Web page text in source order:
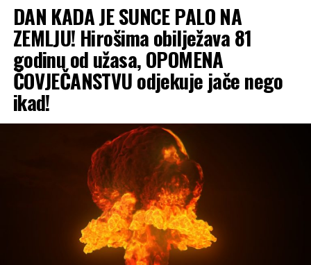
DAN KADA JE SUNCE PALO NA
ZEMLJU! Hirošima obilježava 81
godinu od užasa, OPOMENA
ČOVJEČANSTVU odjekuje jače nego
ikad!